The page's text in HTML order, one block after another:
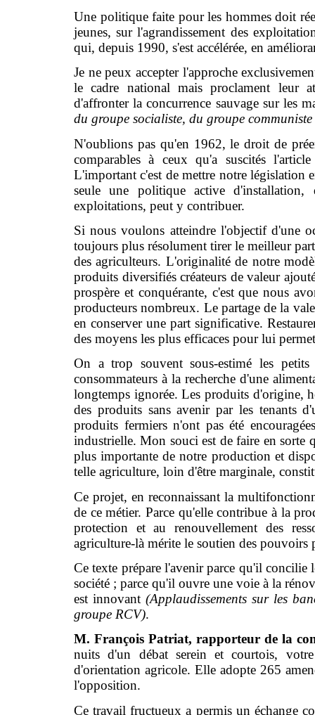
Une politique faite pour les hommes doit
jeunes, sur l'agrandissement des
qui, depuis 1990, s'est accélérée, en
Je ne peux accepter l'approche
le cadre national mais proclament leur
d'affronter la concurrence sauvage sur les
du groupe socialiste, du groupe
N'oublions pas qu'en 1962, le droit de
comparables à ceux qu'a suscités
L'important c'est de mettre notre législation
seule une politique active
exploitations, peut y contribuer.
Si nous voulons atteindre l'objectif d'une
toujours plus résolument tirer le meilleur
des agriculteurs. L'originalité de notre
produits diversifiés créateurs de valeur
prospère et conquérante, c'est que nous
producteurs nombreux. Le partage de la
en conserver une part significative.
des moyens les plus efficaces pour lui
On a trop souvent sous-estimé les
consommateurs à la recherche d'une
longtemps ignorée. Les produits d'origine,
des produits sans avenir par les tenants
produits fermiers n'ont pas été
industrielle. Mon souci est de faire en sorte
plus importante de notre production et
telle agriculture, loin d'être marginale,
Ce projet, en reconnaissant la
de ce métier. Parce qu'elle contribue à la
protection et au renouvellement des
agriculture-là mérite le soutien des pouvoirs
Ce texte prépare l'avenir parce qu'il concilie
société ; parce qu'il ouvre une voie à la
est innovant(Applaudissements sur les
groupe RCV).
M. François Patriat, rapporteur de la
nuits d'un débat serein et courtois,
d'orientation agricole. Elle adopte 265
l'opposition.
Ce travail fructueux a permis un échange